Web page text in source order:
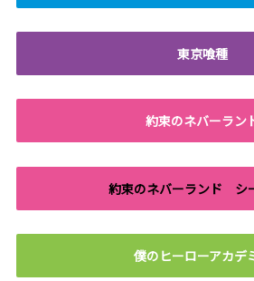
東京喰種
約束のネバーラン
約束のネバーランド シ
僕のヒーローアカデ